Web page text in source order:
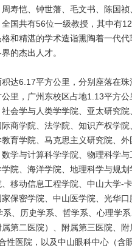
寿恺、钟世藩、毛文书、陈国
国共有56位一级教授，其中有
和精湛的学术造诣熏陶着一代
的杰出人才。
达6.17平方公里，分别座落在
里，广州东校区占地1.13平方公
会学与人类学学院、亚太研究
商学院、法学院、知识产权学
育学院、马克思主义研究院、
学与计算科学学院、物理科学
院、海洋学院、地理科学与规
移动信息工程学院、中山大学-
保密学院、中山医学院、光华
、历史学系、哲学系、心理学
第二医院）、附属第三医院、
性医院，以及中山眼科中心（